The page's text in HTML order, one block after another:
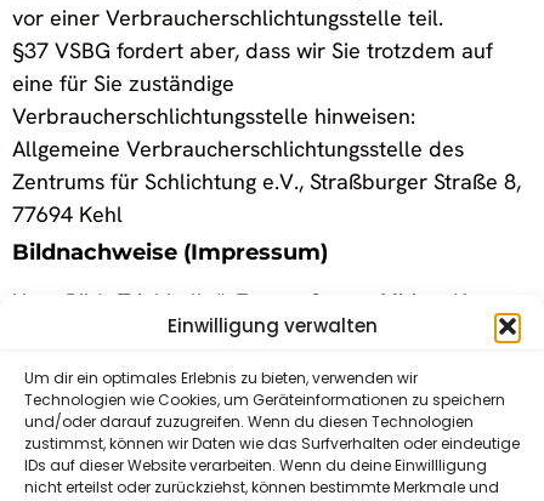
Einwilligung verwalten
Um dir ein optimales Erlebnis zu bieten, verwenden wir
Technologien wie Cookies, um Geräteinformationen zu speichern
und/oder darauf zuzugreifen. Wenn du diesen Technologien
zustimmst, können wir Daten wie das Surfverhalten oder eindeutige
IDs auf dieser Website verarbeiten. Wenn du deine Einwillligung
nicht erteilst oder zurückziehst, können bestimmte Merkmale und
vor einer Verbraucherschlichtungsstelle teil.
§37 VSBG fordert aber, dass wir Sie trotzdem auf
eine für Sie zuständige
Verbraucherschlichtungsstelle hinweisen:
Allgemeine Verbraucherschlichtungsstelle des
Zentrums für Schlichtung e.V., Straßburger Straße 8,
77694 Kehl
Bildnachweise (Impressum)
Hero-Bild „Trinkhalle“: Fotografie von Miriam Krampe
Essen & Trinken „Weingläser“: lizenzfreies Bild,
heruntergeladen von Pixabay
https://pixabay.com/de/)
Baden-Baden erleben „Kunsthalle“: Fotografie von
Miriam Krampe